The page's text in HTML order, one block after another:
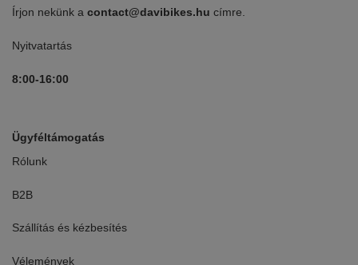
Írjon nekünk a contact@davibikes.hu címre.
Nyitvatartás
8:00-16:00
Ügyféltámogatás
Rólunk
B2B
Szállítás és kézbesítés
Vélemények